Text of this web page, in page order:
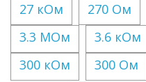
27 кОм
270 Ом
3.3 МОм
3.6 кОм
300 кОм
300 Ом